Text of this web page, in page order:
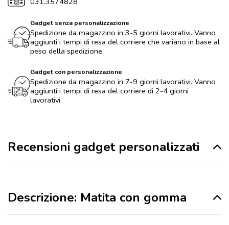
Gadget senza personalizzazione
Spedizione da magazzino in 3-5 giorni lavorativi. Vanno
aggiunti i tempi di resa del corriere che variano in base al
peso della spedizione.
Gadget con personalizzazione
Spedizione da magazzino in 7-9 giorni lavorativi. Vanno
aggiunti i tempi di resa del corriere di 2-4 giorni
lavorativi.
Recensioni gadget personalizzati
Descrizione: Matita con gomma